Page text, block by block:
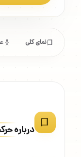
نمای کلی
درباره